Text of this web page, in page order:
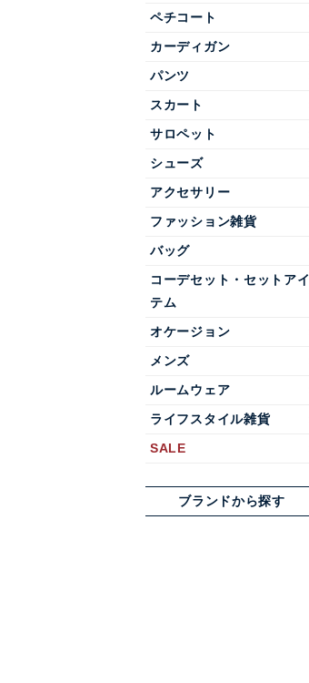
ペチコート
カーディガン
パンツ
スカート
サロペット
シューズ
アクセサリー
ファッション雑貨
バッグ
コーデセット・セットアイ
テム
オケージョン
メンズ
ルームウェア
ライフスタイル雑貨
SALE
ブランドから探す